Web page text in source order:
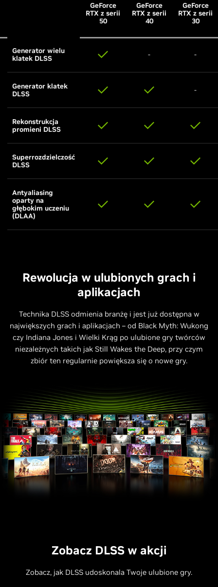
GeForce
RTX z serii
50
GeForce
RTX z serii
40
GeForce
RTX z serii
30
Generator wielu
klatek DLSS
- -
Generator klatek
DLSS
-
Rekonstrukcja
promieni DLSS
Superrozdzielczość
DLSS
Antyaliasing
oparty na
głębokim uczeniu
(DLAA)
Rewolucja w ulubionych grach i
aplikacjach
Technika DLSS odmienia branżę i jest już dostępna w
największych grach i aplikacjach – od Black Myth: Wukong
czy Indiana Jones i Wielki Krąg po ulubione gry twórców
niezależnych takich jak Still Wakes the Deep, przy czym
zbiór ten regularnie powiększa się o nowe gry.
Zobacz DLSS w akcji
Zobacz, jak DLSS udoskonala Twoje ulubione gry.